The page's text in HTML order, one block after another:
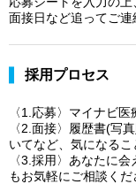
面接日など追ってご連
採用プロセス
〈1.応募〉マイナビ
〈2.面接〉履歴書(写
いてなど、気になるこ
〈3.採用〉あなたに
もお気軽にご相談く